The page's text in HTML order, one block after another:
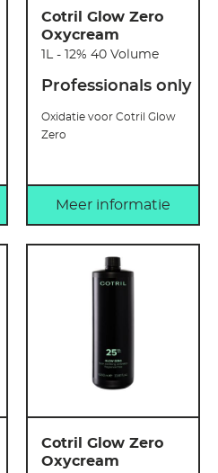
Cotril Glow Zero
Oxycream
1L - 12% 40 Volume
Professionals only
Oxidatie voor Cotril Glow
Zero
Meer informatie
Cotril Glow Zero
Oxycream